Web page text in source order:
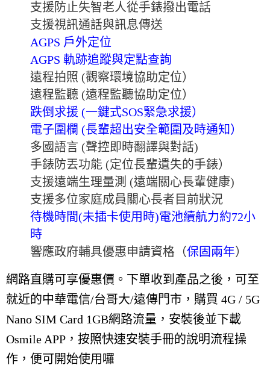
支援防止失智老人從手錶撥出電話
支援視訊通話與訊息傳送
AGPS 戶外定位
AGPS 軌跡追蹤與定點查詢
遠程拍照 (觀察環境協助定位）
遠程監聽 (遠程監聽協助定位）
跌倒求援 (一鍵式SOS緊急求援）
電子圍欄 (長輩超出安全範圍及時通知）
多國語言 (聲控即時翻譯與對話)
手錶防丟功能 (定位長輩遺失的手錶）
支援遠端生理量測 (遠端關心長輩健康)
支援多位家庭成員關心長者目前狀況
待機時間(未插卡使用時)電池續航力約72小
時
響應政府輔具優惠申請資格（保固兩年）
網路直購可享優惠價。下單收到產品之後，可至
就近的中華電信/台哥大/遠傳門市，購買 4G / 5G
Nano SIM Card 1GB網路流量，安裝後並下載
Osmile APP，按照快速安裝手冊的說明流程操
作，便可開始使用囉